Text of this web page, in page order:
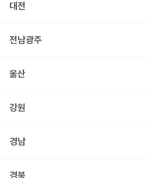
대전
전남광주
울산
강원
경남
경북